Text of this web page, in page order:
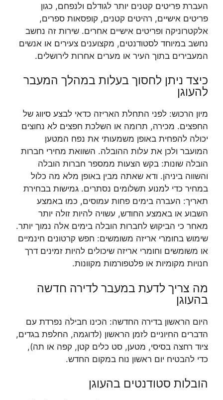
העברת פריטים קטנים יותר לגודלם ולנפחם, כגון
פריטים אישיים, רהיטים קטנים, קופסאות ספרים,
אלקטרוניקה ופריטים אישיים אחרים. שירות זה נחשב
נחשב במיוחד לסטודנטים, מקצוענים צעירים או אנשים
המעבירים בתוך העיר או מערים אחרות לירושלים.
כיצד ניתן לחסוך בעלות במהלך המעבר
להעוגן
מיון הרכוש: לפני התחלת האריזה כדאי לבצע סיווג של
החפצים. מכירה, תרומה או השלכת חפצים לא נחוצים
יכולה להפחית באופן משמעותי את נפח המטען
המועבר ולכן את עלות ההובלה. השוואת מחירי חברות
הובלה שונות: בקש הצעות ממספר חברות הובלה
והשווה ביניהן. ודא שאתה מבין באופן מלא מה כלול
במחיר כדי למנוע תשלומים נסתרים. גמישות בבחירת
תאריך: העברה בימים פחות עמוסים, כמו באמצע
השבוע או באמצע החודש, עשויה להיות זולה יותר
מאחר כי הביקוש לחברות הובלה בימים אלה נמוך יותר.
שימוש בחומרי אריזה משומשים: חפש קרטונים חינמיים
או משומשים וחומרי אריזה שיכולים להיות זמינים דרך
חנויות מקומיות או פלטפורמות מקוונות.
מה צריך לדעת במעבר לדירה חדשה
בהעוגן
היום הראשון בדירה החדשה: הכינו חבילה נפרדת עם
הדברים החיוניים לזמן הראשון (לדוגמה, החלפת בגדים,
ציוד רחצה בסיסי, מטען, סט כלים קטן, קפה או תה),
כדי להבטיח יום ראשון נוח במקום החדש.
הובלות סטודנטים בהעוגן